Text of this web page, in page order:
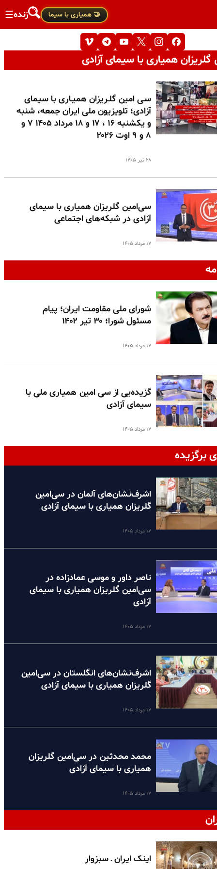
🤝 همیاری با سیما زنده☰
همیاری با سیمای آزادی
سـی امین گلـریزان همیـاری با سیمای
آزادی؛ تلویزیون ملی ایران جمعه، شنبه
و یکشنبه ۱۶ ، ۱۷ و ۱۸ مرداد ۱۴۰۵ ۷ و
۸ و ۹ اوت ۲۰۲۶
۲۸ تیر ۱۴۰۵
سی‌امین گلریزان همیاری با سیمای
آزادی در شبکه‌های اجتماعی
۱۷ مرداد ۱۴۰۵
شورای ملی مقاومت ایران؛ پیام
مسئول شورا؛ ۳۰ تیر ۱۴۰۲
۱۷ مرداد ۱۴۰۵
گزیده‌یی از سی امین همیاری ملی با
سیمای آزادی
۱۷ مرداد ۱۴۰۵
برگزیده
اشرف‌نشان‌های آلمان در سی‌امین
گلریزان همیاری با سیمای آزادی
۱۷ مرداد ۱۴۰۵
ناصر داور و موسی عمادزاده در
سی‌امین گلریزان همیاری با سیمای
آزادی
۱۷ مرداد ۱۴۰۵
اشرف‌نشان‌های انگلستان در سی‌امین
گلریزان همیاری با سیمای آزادی
۱۷ مرداد ۱۴۰۵
محمد محدثین در سی‌امین گلریزان
همیاری با سیمای آزادی
۱۷ مرداد ۱۴۰۵
اینک ایران ـ سبزوار